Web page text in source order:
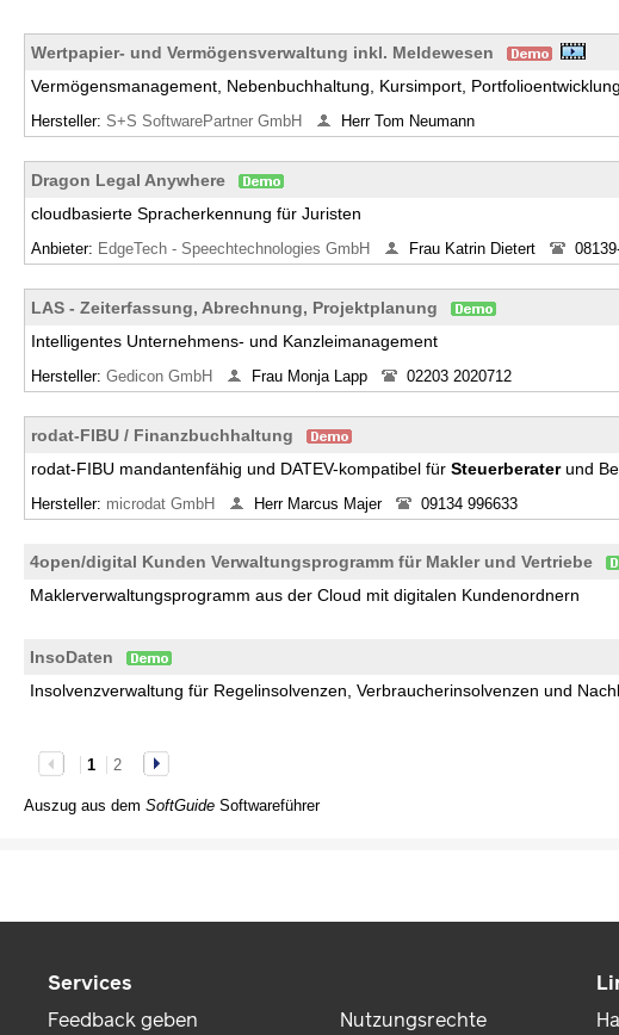
Wertpapier- und Vermögensverwaltung inkl. Meldewesen
Vermögensmanagement, Nebenbuchhaltung, Kursimport,
Hersteller: S+S SoftwarePartner GmbH Herr Tom Neumann
Dragon Legal Anywhere
cloudbasierte Spracherkennung für Juristen
Anbieter: EdgeTech - Speechtechnologies GmbH Frau Katrin Dietert
LAS - Zeiterfassung, Abrechnung, Projektplanung
Intelligentes Unternehmens- und Kanzleimanagement
Hersteller: Gedicon GmbH Frau Monja Lapp 02203 2020712
rodat-FIBU / Finanzbuchhaltung
rodat-FIBU mandantenfähig und DATEV-kompatibel für Steuerberaterund
Hersteller: microdat GmbH Herr Marcus Majer 09134 996633
4open/digital Kunden Verwaltungsprogramm für Makler und Vertriebe
Maklerverwaltungsprogramm aus der Cloud mit digitalen Kundenordnern
InsoDaten
Insolvenzverwaltung für Regelinsolvenzen, Verbraucherinsolvenzen und
1
2
Auszug aus dem SoftGuide Softwareführer
Services
Feedback geben
Nutzungsrechte